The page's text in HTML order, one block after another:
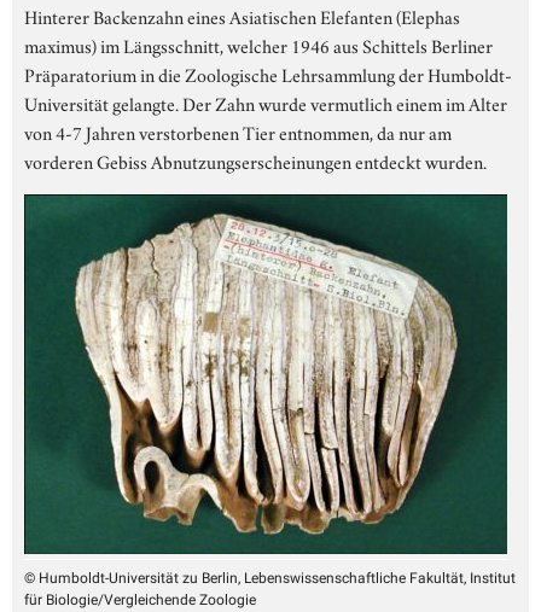
Hinterer Backenzahn eines Asiatischen Elefanten (Elephas
maximus) im Längsschnitt, welcher 1946 aus Schittels Berliner
Präparatorium in die Zoologische Lehrsammlung der Humboldt-
Universität gelangte. Der Zahn wurde vermutlich einem im Alter
von 4-7 Jahren verstorbenen Tier entnommen, da nur am
vorderen Gebiss Abnutzungserscheinungen entdeckt wurden.
© Humboldt-Universität zu Berlin, Lebenswissenschaftliche Fakultät, Institut
für Biologie/Vergleichende Zoologie